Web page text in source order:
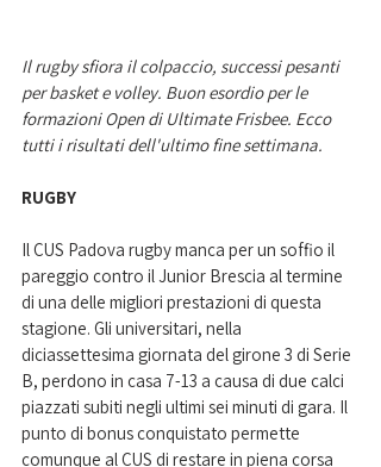
Il rugby sfiora il colpaccio, successi pesanti
per basket e volley. Buon esordio per le
formazioni Open di Ultimate Frisbee. Ecco
tutti i risultati dell'ultimo fine settimana.
RUGBY
Il CUS Padova rugby manca per un soffio il
pareggio contro il Junior Brescia al termine
di una delle migliori prestazioni di questa
stagione. Gli universitari, nella
diciassettesima giornata del girone 3 di Serie
B, perdono in casa 7-13 a causa di due calci
piazzati subiti negli ultimi sei minuti di gara. Il
punto di bonus conquistato permette
comunque al CUS di restare in piena corsa